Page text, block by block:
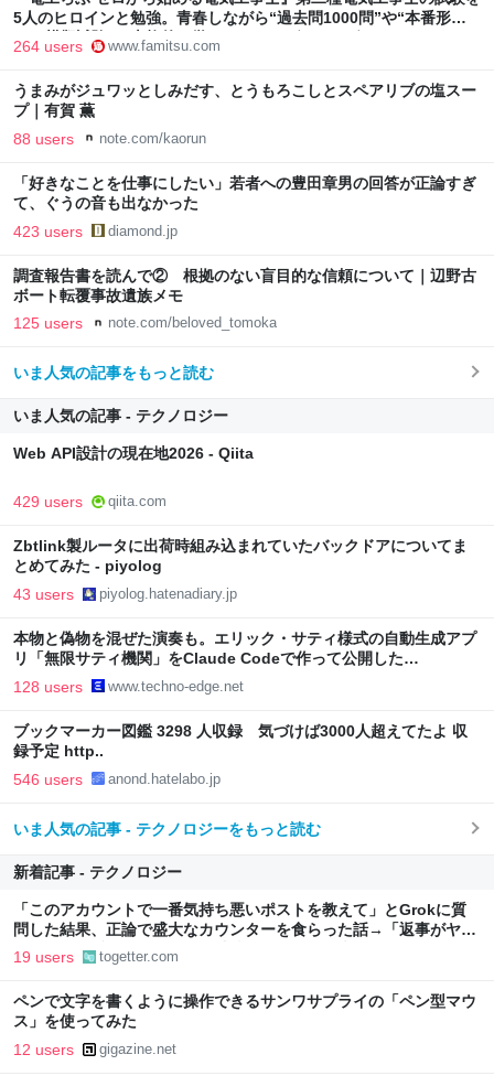
5人のヒロインと勉強。青春しながら“過去問1000問”や“本番形式
CBT模擬試験”で本格的に学べるノベルゲーム | ゲーム・エンタメ
最新情報のファミ通.com
264 users www.famitsu.com
うまみがジュワッとしみだす、とうもろこしとスペアリブの塩スー
プ｜有賀 薫
88 users note.com/kaorun
「好きなことを仕事にしたい」若者への豊田章男の回答が正論すぎ
て、ぐうの音も出なかった
423 users diamond.jp
調査報告書を読んで② 根拠のない盲目的な信頼について｜辺野古
ボート転覆事故遺族メモ
125 users note.com/beloved_tomoka
いま人気の記事をもっと読む
いま人気の記事 - テクノロジー
Web API設計の現在地2026 - Qiita
429 users qiita.com
Zbtlink製ルータに出荷時組み込まれていたバックドアについてま
とめてみた - piyolog
43 users piyolog.hatenadiary.jp
本物と偽物を混ぜた演奏も。エリック・サティ様式の自動生成アプ
リ「無限サティ機関」をClaude Codeで作って公開した
（CloseBox） | テクノエッジ TechnoEdge
128 users www.techno-edge.net
ブックマーカー図鑑 3298 人収録 気づけば3000人超えてたよ 収
録予定 http..
546 users anond.hatelabo.jp
いま人気の記事 - テクノロジーをもっと読む
新着記事 - テクノロジー
「このアカウントで一番気持ち悪いポストを教えて」とGrokに質
問した結果、正論で盛大なカウンターを食らった話→「返事がヤバ
い」「AIの反乱か？」「お前感情あるだろ」の声も
19 users togetter.com
ペンで文字を書くように操作できるサンワサプライの「ペン型マウ
ス」を使ってみた
12 users gigazine.net